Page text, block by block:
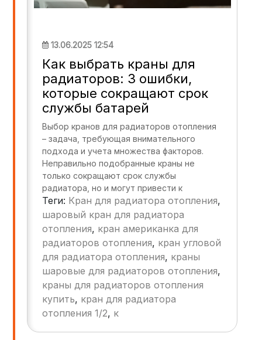
13.06.2025 12:54
Как выбрать краны для
радиаторов: 3 ошибки,
которые сокращают срок
службы батарей
Выбор кранов для радиаторов отопления
– задача, требующая внимательного
подхода и учета множества факторов.
Неправильно подобранные краны не
только сокращают срок службы
радиатора, но и могут привести к
ухудшению работы всей системы
отопления. В этой статье мы рассмотрим
три ключевые ошибки, которые допускают
домовладельцы, а также дадим
рекомендации, как минимизировать риски
и обеспечить надежность системы
отопления на долгие годы.
Теги: Кран для радиатора отопления,
шаровый кран для радиатора
отопления, кран американка для
радиаторов отопления, кран угловой
для радиатора отопления, краны
шаровые для радиаторов отопления,
краны для радиаторов отопления
купить, кран для радиатора
отопления 1/2, к